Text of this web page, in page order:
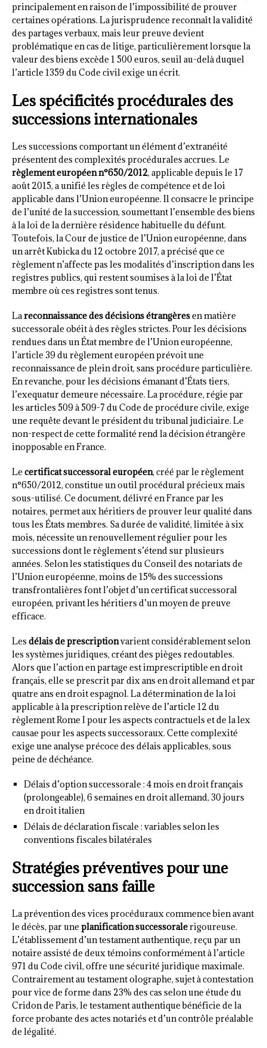
principalement en raison de l’impossibilité de prouver
certaines opérations. La jurisprudence reconnaît la validité
des partages verbaux, mais leur preuve devient
problématique en cas de litige, particulièrement lorsque la
valeur des biens excède 1 500 euros, seuil au-delà duquel
l’article 1359 du Code civil exige un écrit.
Les spécificités procédurales des
successions internationales
Les successions comportant un élément d’extranéité
présentent des complexités procédurales accrues. Le
règlement européen n°650/2012, applicable depuis le 17
août 2015, a unifié les règles de compétence et de loi
applicable dans l’Union européenne. Il consacre le principe
de l’unité de la succession, soumettant l’ensemble des biens
à la loi de la dernière résidence habituelle du défunt.
Toutefois, la Cour de justice de l’Union européenne, dans
un arrêt Kubicka du 12 octobre 2017, a précisé que ce
règlement n’affecte pas les modalités d’inscription dans les
registres publics, qui restent soumises à la loi de l’État
membre où ces registres sont tenus.
Lareconnaissance des décisions étrangèresen matière
successorale obéit à des règles strictes. Pour les décisions
rendues dans un État membre de l’Union européenne,
l’article 39 du règlement européen prévoit une
reconnaissance de plein droit, sans procédure particulière.
En revanche, pour les décisions émanant d’États tiers,
l’exequatur demeure nécessaire. La procédure, régie par
les articles 509 à 509-7 du Code de procédure civile, exige
une requête devant le président du tribunal judiciaire. Le
non-respect de cette formalité rend la décision étrangère
inopposable en France.
Le certificat successoral européen, créé par le règlement
n°650/2012, constitue un outil procédural précieux mais
sous-utilisé. Ce document, délivré en France par les
notaires, permet aux héritiers de prouver leur qualité dans
tous les États membres. Sa durée de validité, limitée à six
mois, nécessite un renouvellement régulier pour les
successions dont le règlement s’étend sur plusieurs
années. Selon les statistiques du Conseil des notariats de
l’Union européenne, moins de 15% des successions
transfrontalières font l’objet d’un certificat successoral
européen, privant les héritiers d’un moyen de preuve
efficace.
Les délais de prescriptionvarient considérablement selon
les systèmes juridiques, créant des pièges redoutables.
Alors que l’action en partage est imprescriptible en droit
français, elle se prescrit par dix ans en droit allemand et par
quatre ans en droit espagnol. La détermination de la loi
applicable à la prescription relève de l’article 12 du
règlement Rome I pour les aspects contractuels et de la lex
causae pour les aspects successoraux. Cette complexité
exige une analyse précoce des délais applicables, sous
peine de déchéance.
Délais d’option successorale : 4 mois en droit français
(prolongeable), 6 semaines en droit allemand, 30 jours
en droit italien
Délais de déclaration fiscale : variables selon les
conventions fiscales bilatérales
Stratégies préventives pour une
succession sans faille
La prévention des vices procéduraux commence bien avant
le décès, par une planification successoralerigoureuse.
L’établissement d’un testament authentique, reçu par un
notaire assisté de deux témoins conformément à l’article
971 du Code civil, offre une sécurité juridique maximale.
Contrairement au testament olographe, sujet à contestation
pour vice de forme dans 23% des cas selon une étude du
Cridon de Paris, le testament authentique bénéficie de la
force probante des actes notariés et d’un contrôle préalable
de légalité.